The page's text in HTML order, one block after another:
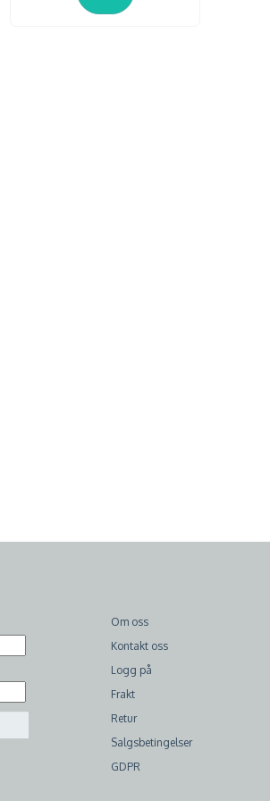
Om oss
Kontakt oss
Logg på
Frakt
Retur
Salgsbetingelser
GDPR